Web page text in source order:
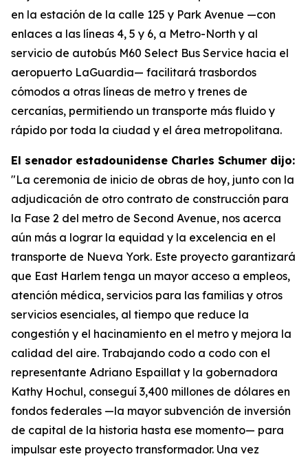
en la estación de la calle 125 y Park Avenue —con
enlaces a las líneas 4, 5 y 6, a Metro-North y al
servicio de autobús M60 Select Bus Service hacia el
aeropuerto LaGuardia— facilitará trasbordos
cómodos a otras líneas de metro y trenes de
cercanías, permitiendo un transporte más fluido y
rápido por toda la ciudad y el área metropolitana.
El senador estadounidense Charles Schumer dijo:
"La ceremonia de inicio de obras de hoy, junto con la
adjudicación de otro contrato de construcción para
la Fase 2 del metro de Second Avenue, nos acerca
aún más a lograr la equidad y la excelencia en el
transporte de Nueva York. Este proyecto garantizará
que East Harlem tenga un mayor acceso a empleos,
atención médica, servicios para las familias y otros
servicios esenciales, al tiempo que reduce la
congestión y el hacinamiento en el metro y mejora la
calidad del aire. Trabajando codo a codo con el
representante Adriano Espaillat y la gobernadora
Kathy Hochul, conseguí 3,400 millones de dólares en
fondos federales —la mayor subvención de inversión
de capital de la historia hasta ese momento— para
impulsar este proyecto transformador. Una vez